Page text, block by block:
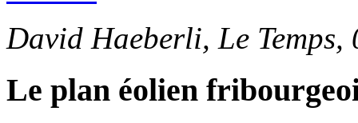
David Haeberli, Le Temps,
Le plan éolien